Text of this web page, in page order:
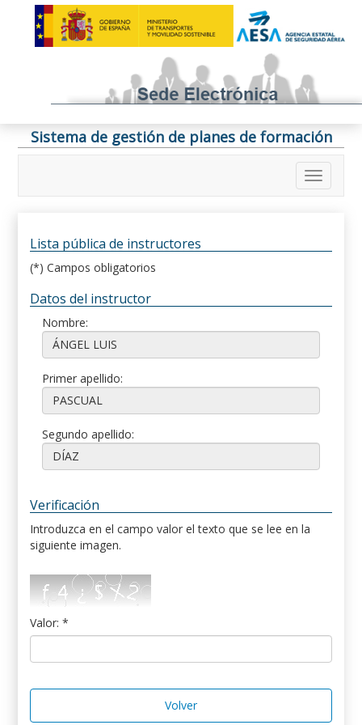
Sistema de gestión de planes de formación
Lista pública de instructores
(*) Campos obligatorios
Datos del instructor
Nombre:
Primer apellido:
Segundo apellido:
Verificación
Introduzca en el campo valor el texto que se lee en la
siguiente imagen.
Valor: *
Volver